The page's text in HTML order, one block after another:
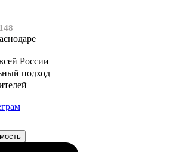
России
подход